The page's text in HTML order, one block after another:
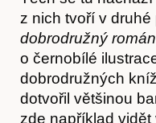
z nich tvoří v
dobrodružný román
o černobílé
dobrodružných
dotvořil většinou
zde například